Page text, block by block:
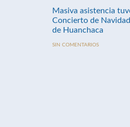
Masiva asistencia
Concierto de
de Huanchaca
SIN COMENTARIOS